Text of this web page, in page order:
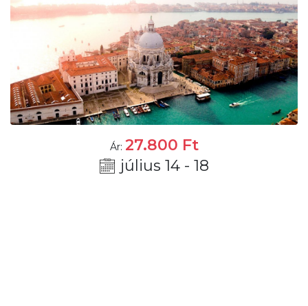
Ár: 27.800 Ft
július 14 - 18